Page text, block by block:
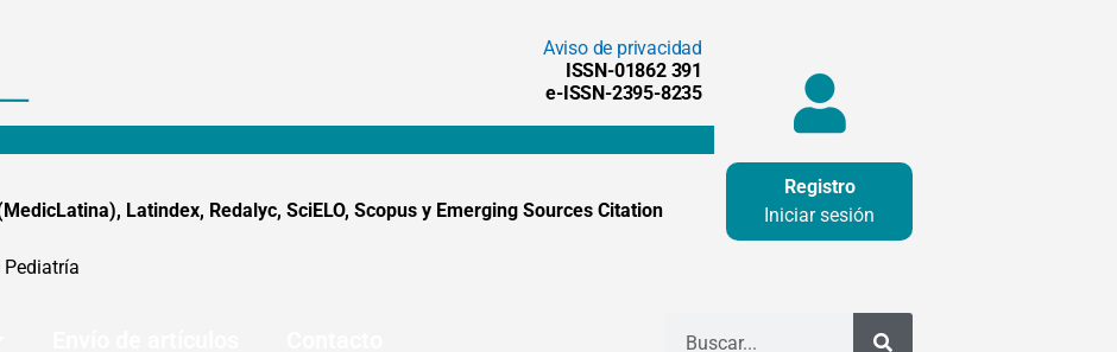
Aviso de privacidad
ISSN-01862 391
e-ISSN-2395-8235
Latindex, Redalyc, SciELO, Scopus y Emerging Sources Citation
Registro
Iniciar sesión